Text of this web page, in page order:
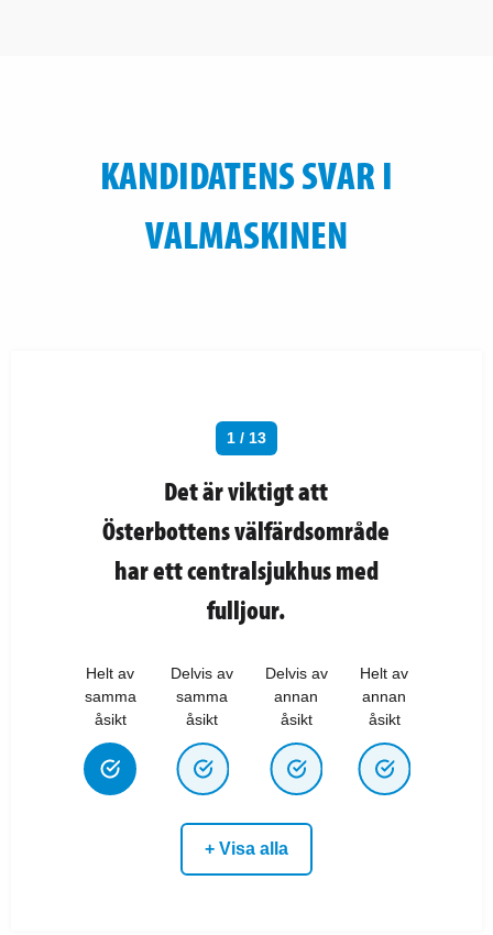
KANDIDATENS SVAR I
VALMASKINEN
1 / 13
Det är viktigt att
Österbottens välfärdsområde
har ett centralsjukhus med
fulljour.
Helt av
samma
åsikt
Delvis av
samma
åsikt
Delvis av
annan
åsikt
Helt av
annan
åsikt
+ Visa alla